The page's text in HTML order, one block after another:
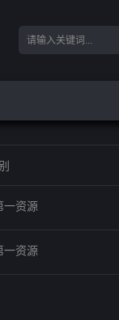
一资源
一资源